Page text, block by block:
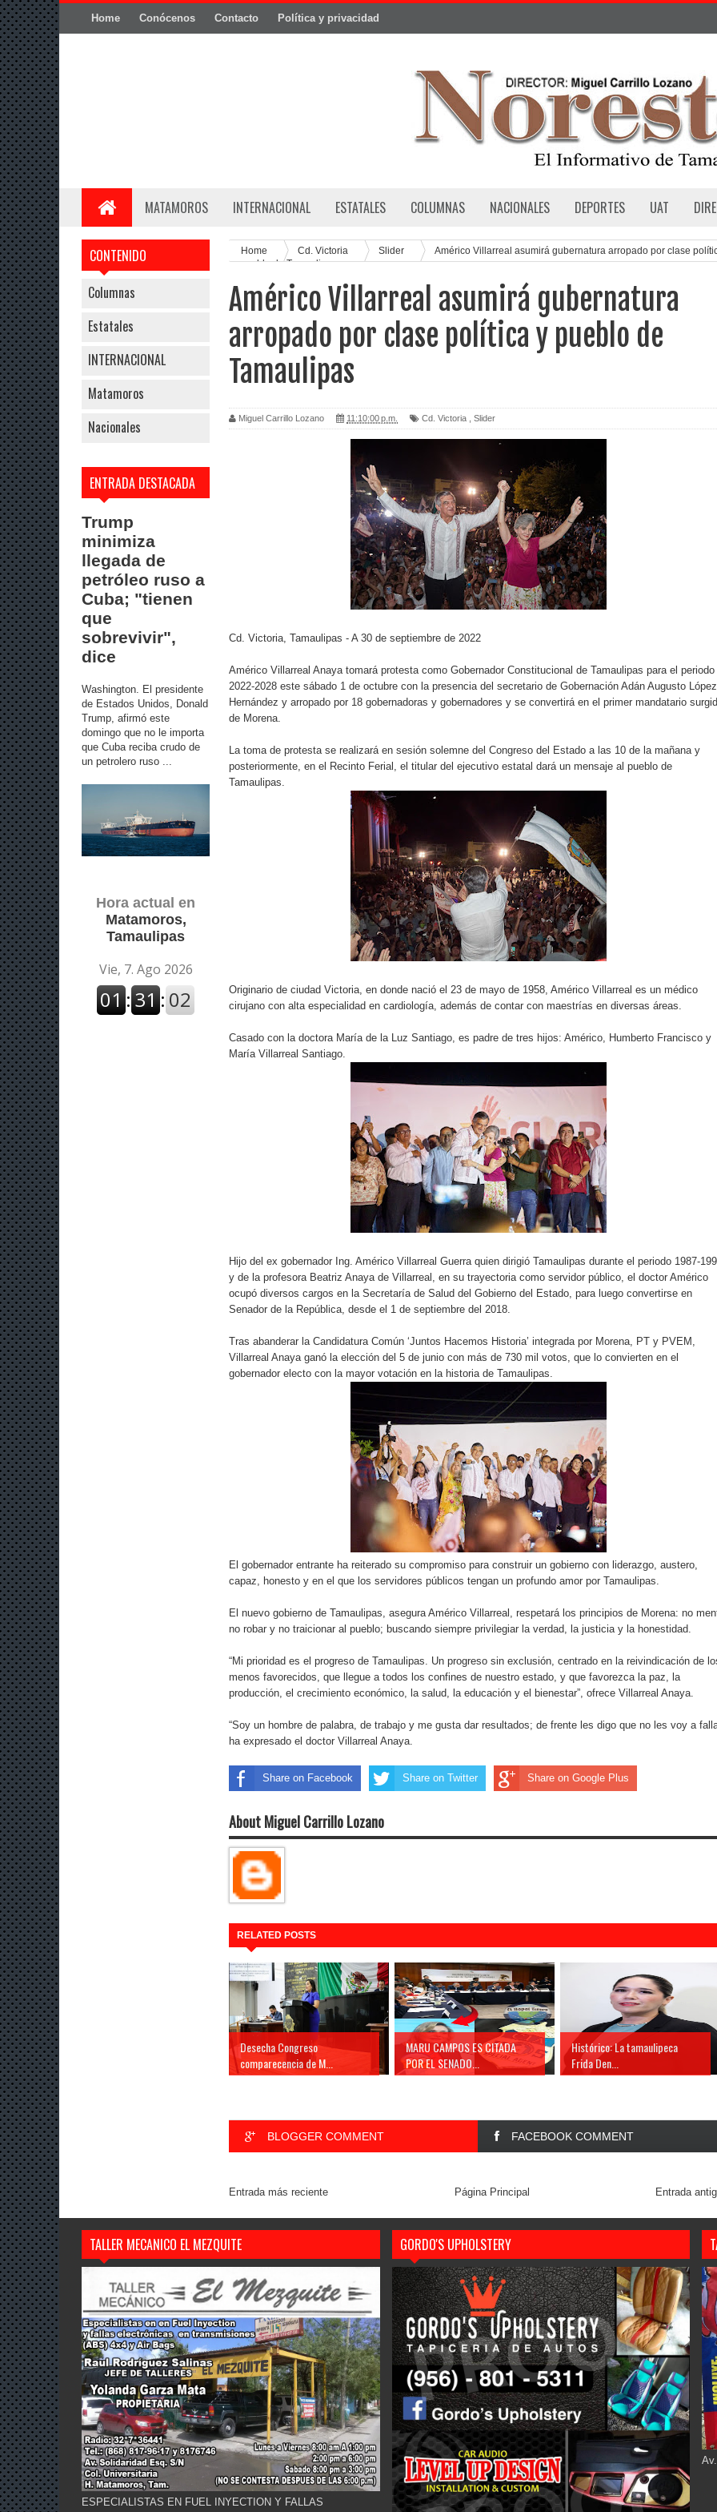
Home Conócenos Contacto Política y privacidad
MATAMOROS INTERNACIONAL ESTATALES COLUMNAS NACIONALES DEPORTES UAT
CONTENIDO
Columnas
Estatales
INTERNACIONAL
Matamoros
Nacionales
ENTRADA DESTACADA
Trump
minimiza
llegada de
petróleo ruso a
Cuba; "tienen
que
sobrevivir",
dice
Washington. El presidente
de Estados Unidos, Donald
Trump, afirmó este
domingo que no le importa
que Cuba reciba crudo de
un petrolero ruso ...
Hora actual en
Matamoros,
Tamaulipas
Home Cd. Victoria Slider
Américo Villarreal asumirá gubernatura arropado por clase
y pueblo de Tamaulipas
Américo Villarreal asumirá gubernatura
arropado por clase política y pueblo de
Tamaulipas
Miguel Carrillo Lozano 11:10:00 p.m. Cd. Victoria Slider
Cd. Victoria, Tamaulipas - A 30 de septiembre de 2022
Américo Villarreal Anaya tomará protesta como Gobernador Constitucional de Tamaulipas para el periodo
2022-2028 este sábado 1 de octubre con la presencia del secretario de Gobernación Adán Augusto López
Hernández y arropado por 18 gobernadoras y gobernadores y se convertirá en el primer mandatario
de Morena.
La toma de protesta se realizará en sesión solemne del Congreso del Estado a las 10 de la mañana y
posteriormente, en el Recinto Ferial, el titular del ejecutivo estatal dará un mensaje al pueblo de
Tamaulipas.
Originario de ciudad Victoria, en donde nació el 23 de mayo de 1958, Américo Villarreal es un médico
cirujano con alta especialidad en cardiología, además de contar con maestrías en diversas áreas.
Casado con la doctora María de la Luz Santiago, es padre de tres hijos: Américo, Humberto Francisco y
María Villarreal Santiago.
Hijo del ex gobernador Ing. Américo Villarreal Guerra quien dirigió Tamaulipas durante el periodo 1987-
y de la profesora Beatriz Anaya de Villarreal, en su trayectoria como servidor público, el doctor Américo
ocupó diversos cargos en la Secretaría de Salud del Gobierno del Estado, para luego convertirse en
Senador de la República, desde el 1 de septiembre del 2018.
Tras abanderar la Candidatura Común ‘Juntos Hacemos Historia’ integrada por Morena, PT y PVEM,
Villarreal Anaya ganó la elección del 5 de junio con más de 730 mil votos, que lo convierten en el
gobernador electo con la mayor votación en la historia de Tamaulipas.
El gobernador entrante ha reiterado su compromiso para construir un gobierno con liderazgo, austero,
capaz, honesto y en el que los servidores públicos tengan un profundo amor por Tamaulipas.
El nuevo gobierno de Tamaulipas, asegura Américo Villarreal, respetará los principios de Morena: no
no robar y no traicionar al pueblo; buscando siempre privilegiar la verdad, la justicia y la honestidad.
“Mi prioridad es el progreso de Tamaulipas. Un progreso sin exclusión, centrado en la reivindicación de
menos favorecidos, que llegue a todos los confines de nuestro estado, y que favorezca la paz, la
producción, el crecimiento económico, la salud, la educación y el bienestar”, ofrece Villarreal Anaya.
“Soy un hombre de palabra, de trabajo y me gusta dar resultados; de frente les digo que no les voy a
ha expresado el doctor Villarreal Anaya.
Share on Facebook Share on Twitter Share on Google Plus
About Miguel Carrillo Lozano
RELATED POSTS
Desecha Congreso
comparecencia de M...
MARU CAMPOS ES CITADA
POR EL SENADO...
Histórico: La tamaulipeca
Frida Den...
BLOGGER COMMENT FACEBOOK COMMENT
Entrada más reciente Entrada
Página Principal
TALLER MECANICO EL MEZQUITE
ESPECIALISTAS EN FUEL INYECTION Y FALLAS
GORDO'S UPHOLSTERY